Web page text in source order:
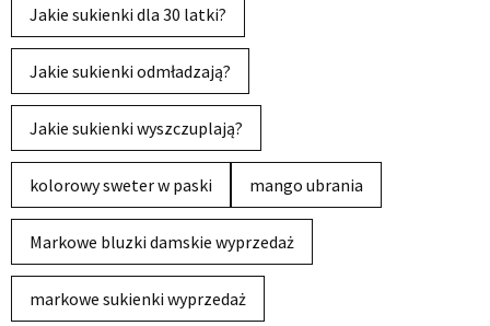
Jakie sukienki dla 30 latki?
Jakie sukienki odmładzają?
Jakie sukienki wyszczuplają?
kolorowy sweter w paski mango ubrania
Markowe bluzki damskie wyprzedaż
markowe sukienki wyprzedaż